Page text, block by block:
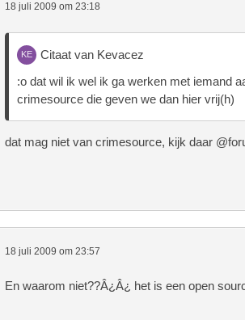
18 juli 2009 om 23:18
Citaat van Kevacez
:o dat wil ik wel ik ga werken met iemand
crimesource die geven we dan hier vrij(h)
dat mag niet van crimesource, kijk daar
18 juli 2009 om 23:57
En waarom niet??Â¿Â¿ het is een open